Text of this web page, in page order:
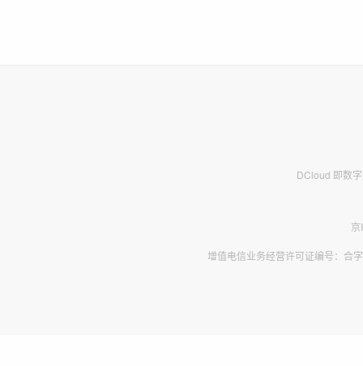
DCloud 即数
增值电信业务经营许可证编号：合